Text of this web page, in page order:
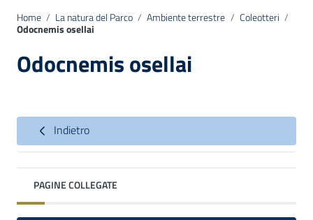
Home / La natura del Parco / Ambiente terrestre / Coleotteri /
Odocnemis osellai
Odocnemis osellai
Indietro
PAGINE COLLEGATE